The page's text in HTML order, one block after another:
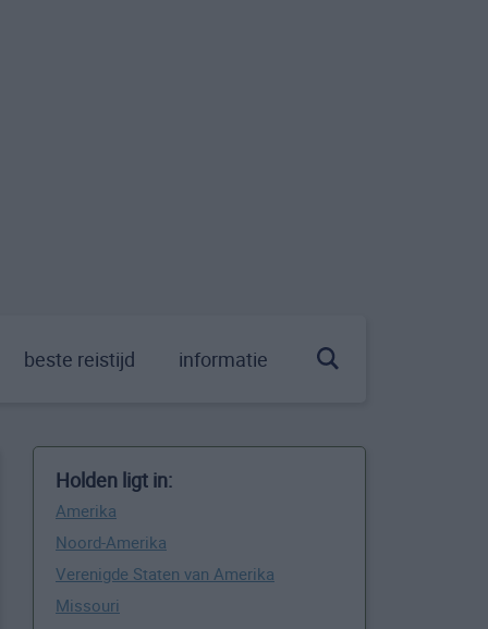
beste reistijd informatie
Holden ligt in:
Amerika
Noord-Amerika
Verenigde Staten van Amerika
Missouri